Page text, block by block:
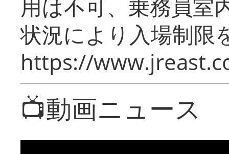
用は不可、乗務員室
状況により入場制限
https://
📺動画ニュース